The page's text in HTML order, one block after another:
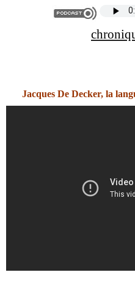
Jacques De Decker, la